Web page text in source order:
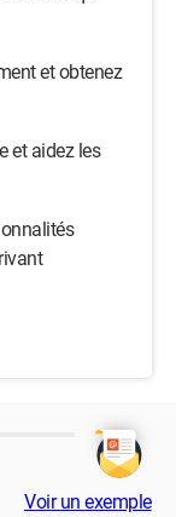
et obtenez
et aidez les
Voir un exemple